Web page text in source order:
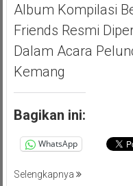
Album Kompilasi
Friends Resmi
Dalam Acara
Kemang
Bagikan ini:
WhatsApp
Selengkapnya